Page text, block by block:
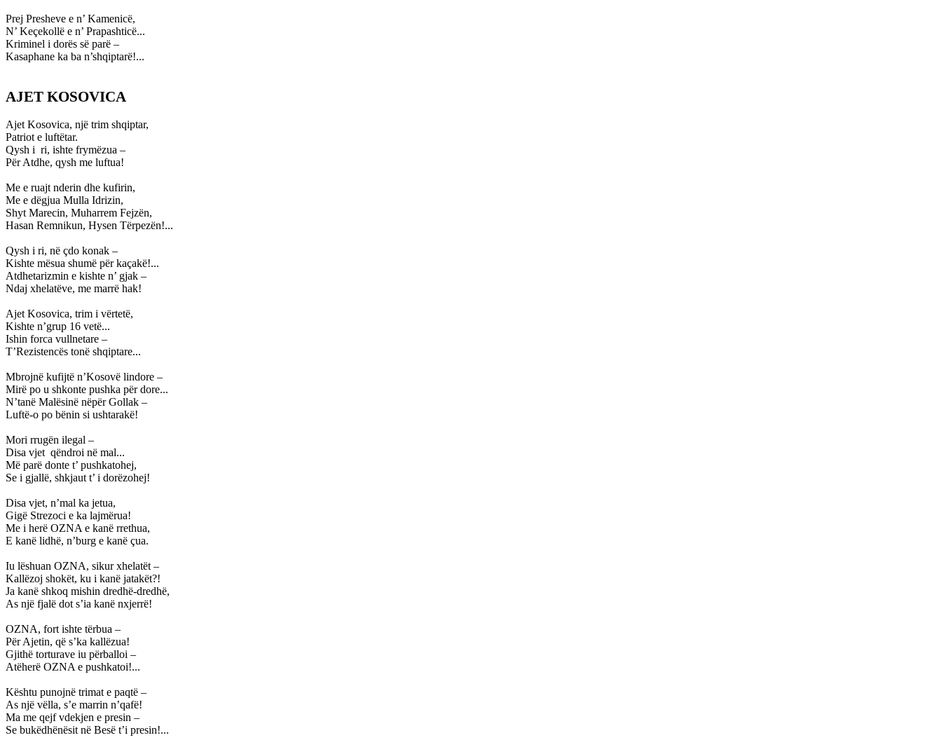
Prej Presheve e n’ Kamenicë,
N’ Keçekollë e n’ Prapashticë...
Kriminel i dorës së parë –
Kasaphane ka ba n’shqiptarë!...
AJET KOSOVICA
Ajet Kosovica, një trim shqiptar,
Patriot e luftëtar.
Qysh i ri, ishte frymëzua –
Për Atdhe, qysh me luftua!
Me e ruajt nderin dhe kufirin,
Me e dëgjua Mulla Idrizin,
Shyt Marecin, Muharrem Fejzën,
Hasan Remnikun, Hysen Tërpezën!...
Qysh i ri, në çdo konak –
Kishte mësua shumë për kaçakë!...
Atdhetarizmin e kishte n’ gjak –
Ndaj xhelatëve, me marrë hak!
Ajet Kosovica, trim i vërtetë,
Kishte n’grup 16 vetë...
Ishin forca vullnetare –
T’Rezistencës tonë shqiptare...
Mbrojnë kufijtë n’Kosovë lindore –
Mirë po u shkonte pushka për dore...
N’tanë Malësinë nëpër Gollak –
Luftë-o po bënin si ushtarakë!
Mori rrugën ilegal –
Disa vjet qëndroi në mal...
Më parë donte t’ pushkatohej,
Se i gjallë, shkjaut t’ i dorëzohej!
Disa vjet, n’mal ka jetua,
Gigë Strezoci e ka lajmërua!
Me i herë OZNA e kanë rrethua,
E kanë lidhë, n’burg e kanë çua.
Iu lëshuan OZNA, sikur xhelatët –
Kallëzoj shokët, ku i kanë jatakët?!
Ja kanë shkoq mishin dredhë-dredhë,
As një fjalë dot s’ia kanë nxjerrë!
OZNA, fort ishte tërbua –
Për Ajetin, që s’ka kallëzua!
Gjithë torturave iu përballoi –
Atëherë OZNA e pushkatoi!...
Kështu punojnë trimat e paqtë –
As një vëlla, s’e marrin n’qafë!
Ma me qejf vdekjen e presin –
Se bukëdhënësit në Besë t’i presin!...